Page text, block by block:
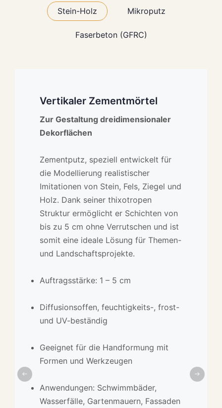
Stein-Holz Mikroputz
Faserbeton (GFRC)
Vertikaler Zementmörtel
Zur Gestaltung dreidimensionaler
Dekorflächen
Zementputz, speziell entwickelt für
die Modellierung realistischer
Imitationen von Stein, Fels, Ziegel und
Holz. Dank seiner thixotropen
Struktur ermöglicht er Schichten von
bis zu 5 cm ohne Verrutschen und ist
somit eine ideale Lösung für Themen-
und Landschaftsprojekte.
Auftragsstärke: 1 – 5 cm
Diffusionsoffen, feuchtigkeits-, frost-
und UV-beständig
Geeignet für die Handformung mit
Formen und Werkzeugen
Anwendungen: Schwimmbäder,
Wasserfälle, Gartenmauern, Fassaden
Mikrozement
Dekoratives Finish mit
Mikrozementeffekt
Ein einkomponentiger Mikroputz auf
Acrylbasis für glatte und moderne
Oberflächen an Wänden, Böden und
Möbeln. Er bietet eine hohe
Beständigkeit gegen Verschleiß,
Feuchtigkeit und
Temperaturschwankungen und lässt
sich einfach auftragen, ohne dass ein
ist.
Dampfdurchlässig und wasserdicht
Außenbereich
Beständigkeit
Faserbeton (GFRC)
Leichtes, starkes und langlebiges
Material für architektonische
GFRC (Glasfaserbeton) ist ein mit
Glasfasern verstärkter
Hochleistungsbeton, der sich ideal für
die Herstellung komplexer,
vorgefertigter Elemente eignet. Die
Kombination aus Festigkeit und
geringem Gewicht ermöglicht
Widerstandsfähigkeit gegen
Formenbau: Hohe Präzision
Beständig gegen Feuchtigkeit, UV-
Strahlung und mechanische
Ideal für Fassaden, Theken, Paneele,